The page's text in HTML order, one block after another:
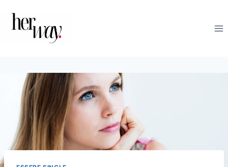
contenuto